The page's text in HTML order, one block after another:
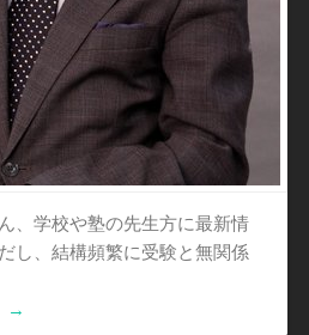
、学校や塾の先生方に最新情
し、結構頻繁に受験と無関係
→